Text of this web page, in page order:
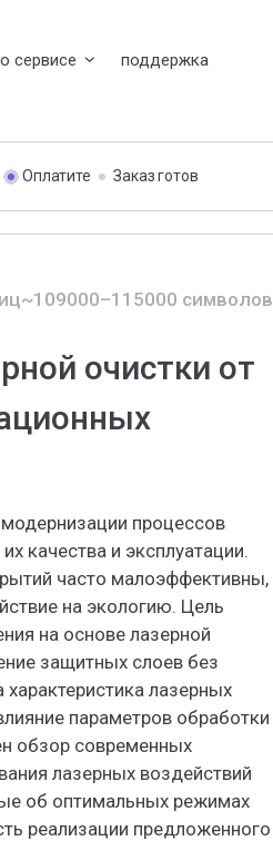
о сервисе поддержка
Оплатите Заказ готов
~109000–115000 символов
очистки от
процессов
качества и эксплуатации.
часто малоэффективны,
на экологию. Цель
на основе лазерной
защитных слоев без
лазерных
параметров обработки
обзор современных
лазерных воздействий
об оптимальных режимах
реализации предложенного